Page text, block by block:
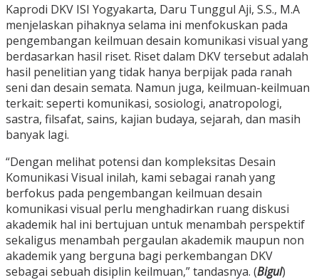
Kaprodi DKV ISI Yogyakarta, Daru Tunggul Aji, S.S., M.A
menjelaskan pihaknya selama ini menfokuskan pada
pengembangan keilmuan desain komunikasi visual yang
berdasarkan hasil riset. Riset dalam DKV tersebut adalah
hasil penelitian yang tidak hanya berpijak pada ranah
seni dan desain semata. Namun juga, keilmuan-keilmuan
terkait: seperti komunikasi, sosiologi, anatropologi,
sastra, filsafat, sains, kajian budaya, sejarah, dan masih
banyak lagi.
“Dengan melihat potensi dan kompleksitas Desain
Komunikasi Visual inilah, kami sebagai ranah yang
berfokus pada pengembangan keilmuan desain
komunikasi visual perlu menghadirkan ruang diskusi
akademik hal ini bertujuan untuk menambah perspektif
sekaligus menambah pergaulan akademik maupun non
akademik yang berguna bagi perkembangan DKV
sebagai sebuah disiplin keilmuan,” tandasnya. (Bigul)